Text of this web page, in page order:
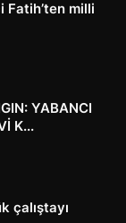
milli
YABANCI
K...
çalıştayı